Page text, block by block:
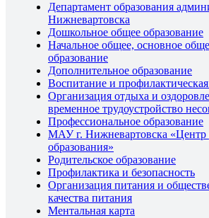
Департамент образования
Нижневартовска
Дошкольное общее образование
Начальное общее, основное
образование
Дополнительное образование
Воспитание и профилактическая
Организация отдыха и
временное трудоустройство
Профессиональное образование
МАУ г. Нижневартовска «Центр
образования»
Родительское образование
Профилактика и безопасность
Организация питания и
качества питания
Ментальная карта